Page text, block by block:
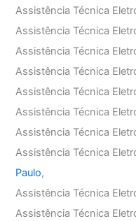
Assistência Técnica
Assistência Técnica
Assistência Técnica
Assistência Técnica
Assistência Técnica
Assistência Técnica
Assistência Técnica
Assistência Técnica
Paulo,
Assistência Técnica
Assistência Técnica